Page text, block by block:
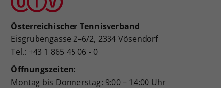
Österreichischer Tennisverband
Eisgrubengasse 2–6/2, 2334 Vösendorf
Tel.: +43 1 865 45 06 - 0
Öffnungszeiten:
Montag bis Donnerstag: 9:00 – 14:00 Uhr